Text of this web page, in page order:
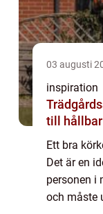
03 augusti
inspiration
till
Ett bra
Det är en
personen i
och måste